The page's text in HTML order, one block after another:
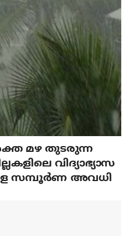
മഴ തുടരുന്ന
വിദ്യാഭ്യാസ
സമ്പൂർണ അവധി